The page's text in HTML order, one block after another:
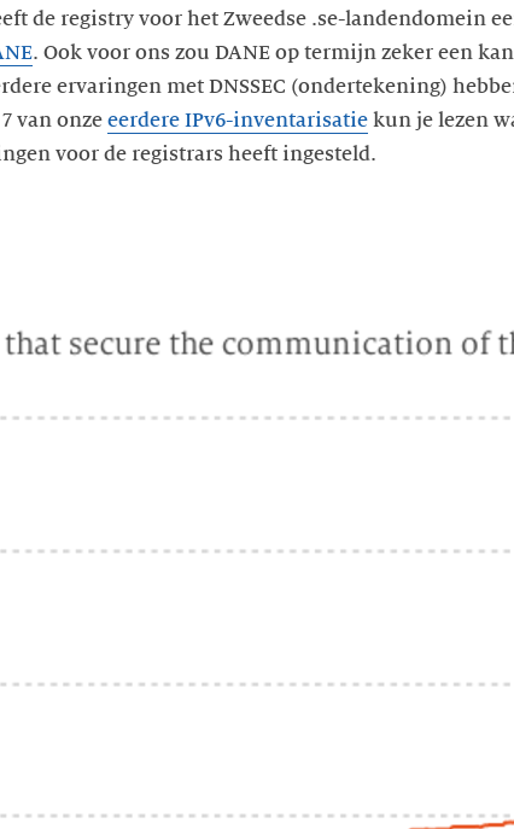
de registry voor het Zweedse .se-landendomein
. Ook voor ons zou DANE op termijn zeker een
ervaringen met DNSSEC (ondertekening)
van onze eerdere IPv6-inventarisatie kun je lezen
voor de registrars heeft ingesteld.